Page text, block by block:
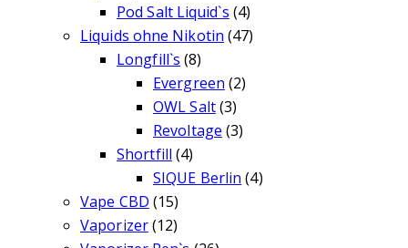
Pod Salt Liquid`s (4)
Liquids ohne Nikotin (47)
Longfill`s (8)
Evergreen (2)
OWL Salt(3)
Revoltage (3)
Shortfill (4)
SIQUE Berlin (4)
Vape CBD (15)
Vaporizer(12)